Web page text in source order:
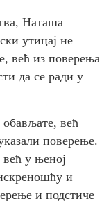
Наташа
утицај не
већ из поверења
да се ради у
обављате, већ
поверење.
у њеној
и
и подстиче